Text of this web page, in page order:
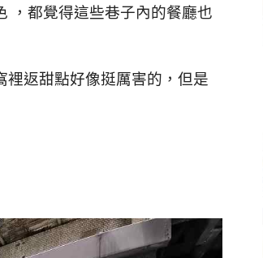
，都覺得這些巷子內的餐廳也
返甜點好像挺厲害的，但是